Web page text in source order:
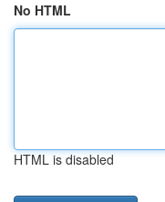
No HTML
HTML is disabled